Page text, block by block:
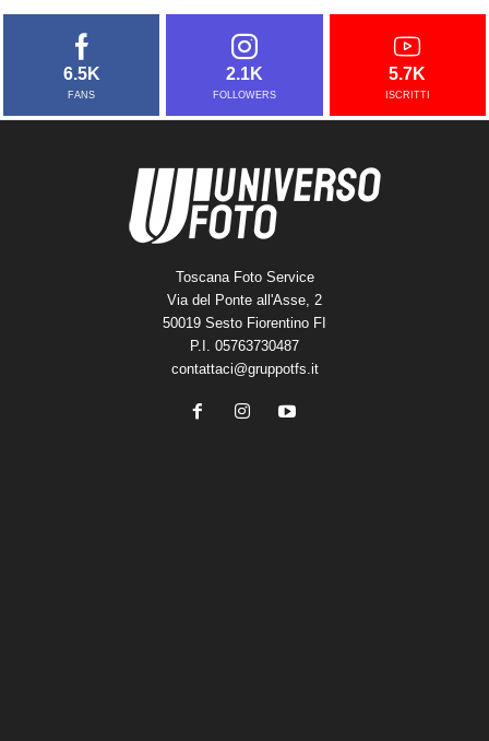
6.5K
FANS
2.1K
FOLLOWERS
5.7K
ISCRITTI
Toscana Foto Service
Via del Ponte all'Asse, 2
50019 Sesto Fiorentino FI
P.I. 05763730487
contattaci@gruppotfs.it